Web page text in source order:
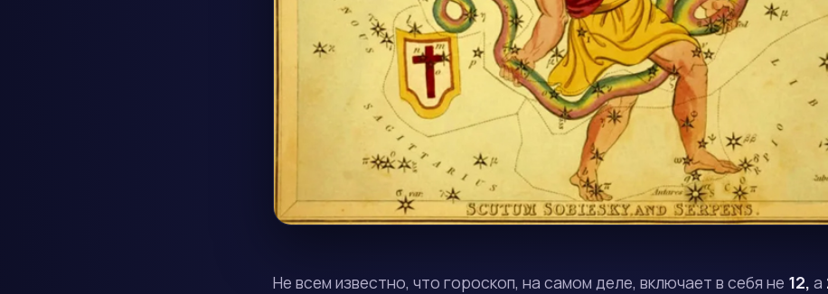
Не всем известно, что гороскоп, на самом деле, включает в себя не 12, а